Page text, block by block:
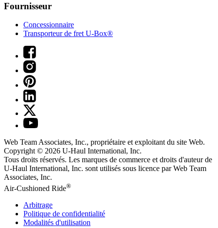
Fournisseur
Concessionnaire
Transporteur de fret U-Box®
Web Team Associates, Inc., propriétaire et exploitant du site Web.
Copyright © 2026 U-Haul International, Inc.
Tous droits réservés. Les marques de commerce et droits d'auteur de
U-Haul International, Inc. sont utilisés sous licence par Web Team
Associates, Inc.
Air-Cushioned Ride®
Arbitrage
Politique de confidentialité
Modalités d'utilisation